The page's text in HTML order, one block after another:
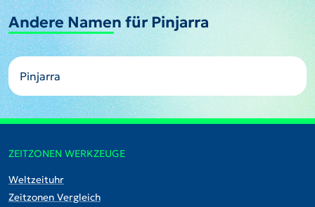
Andere Namen für Pinjarra
Pinjarra
ZEITZONEN WERKZEUGE
Weltzeituhr
Zeitzonen Vergleich